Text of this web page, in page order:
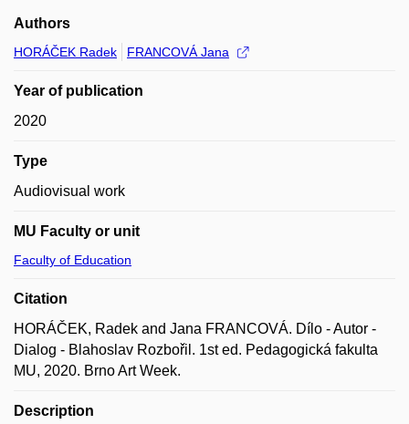
Authors
HORÁČEK Radek FRANCOVÁ Jana
Year of publication
2020
Type
Audiovisual work
MU Faculty or unit
Faculty of Education
Citation
HORÁČEK, Radek and Jana FRANCOVÁ. Dílo - Autor -
Dialog - Blahoslav Rozbořil. 1st ed. Pedagogická fakulta
MU, 2020. Brno Art Week.
Description